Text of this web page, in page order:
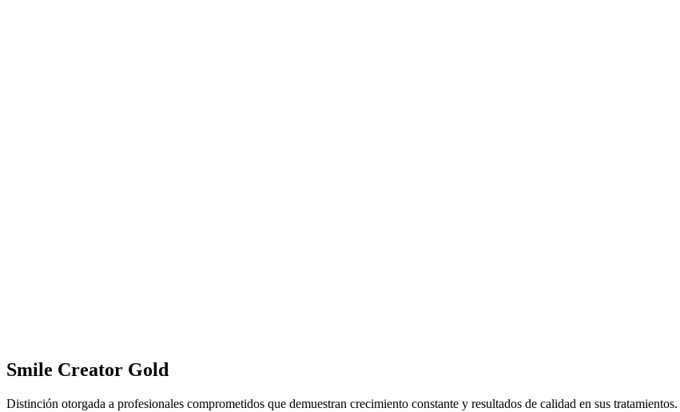
Smile Creator Gold
Distinción otorgada a profesionales comprometidos que demuestran crecimiento constante y resultados de calidad en sus tratamientos.